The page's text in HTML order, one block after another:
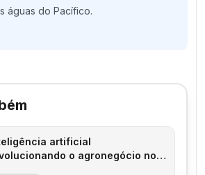
águas do Pacífico.
artificial
o agronegócio no